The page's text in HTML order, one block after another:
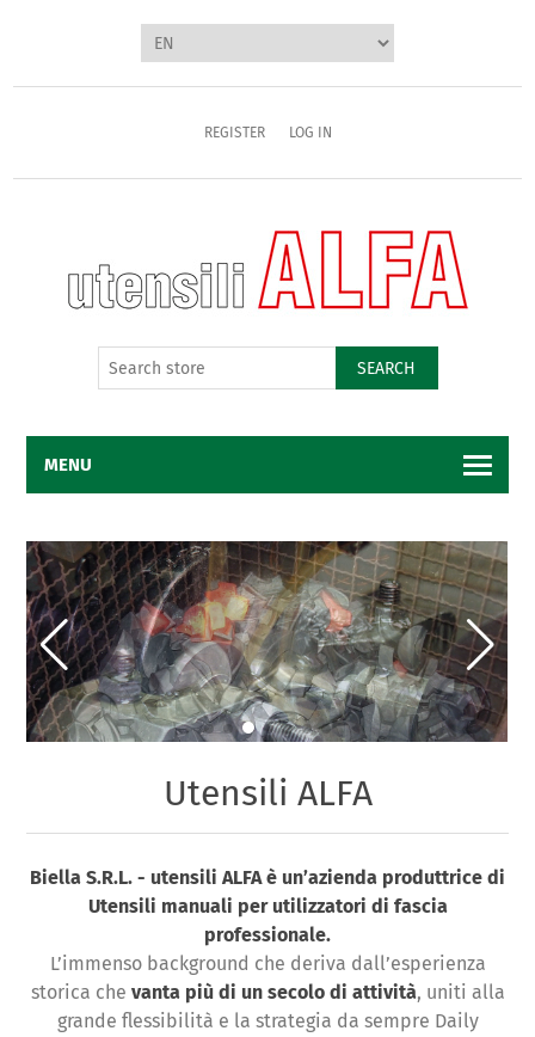
REGISTER LOG IN
SEARCH
MENU
Utensili ALFA
Biella S.R.L. - utensili ALFA è un’azienda produttrice di
Utensili manuali per utilizzatori di fascia
professionale.
L’immenso background che deriva dall’esperienza
storica che vanta più di un secolo di attività, uniti alla
grande flessibilità e la strategia da sempre Daily